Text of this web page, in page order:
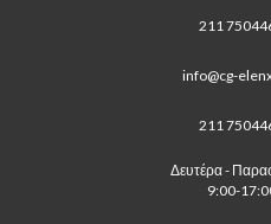
211
info@cg-
211
Δευτέρα -
9:00-